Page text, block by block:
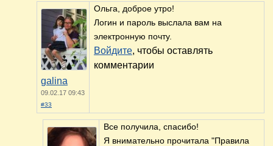
galina
09.02.17 09:43
#33
Ольга, доброе утро!
Логин и пароль выслала вам на
электронную почту.
Войдите, чтобы оставлять
комментарии
Все получила, спасибо!
Я внимательно прочитала "Правила